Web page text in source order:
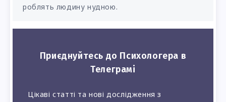
роблять людину нудною.
Приєднуйтесь до Психологера в
Телеграмі
Цікаві статті та нові дослідження з